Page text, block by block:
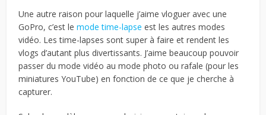
Une autre raison pour laquelle j’aime vloguer avec une
GoPro, c’est lemode time-lapse est les autres modes
vidéo. Les time-lapses sont super à faire et rendent les
vlogs d’autant plus divertissants. J’aime beaucoup pouvoir
passer du mode vidéo au mode photo ou rafale (pour les
miniatures YouTube) en fonction de ce que je cherche à
capturer.